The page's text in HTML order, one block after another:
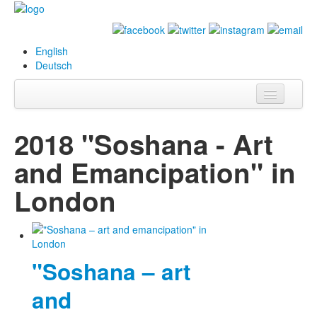
English
Deutsch
Biografie
Bilder
Datenbank
Ausstellungen
Events
2018 "Soshana - Art
and Emancipation" in
London
"Soshana – art
and